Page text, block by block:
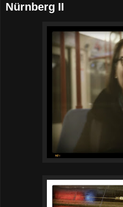
Nürnberg II